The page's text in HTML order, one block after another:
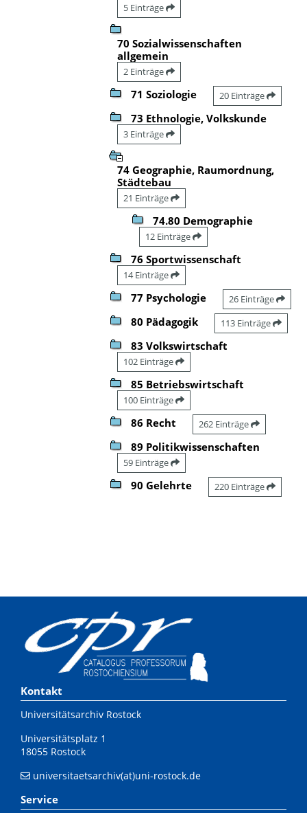
5 Einträge
70 Sozialwissenschaften
allgemein
2 Einträge
71 Soziologie 20 Einträge
73 Ethnologie, Volkskunde
3 Einträge
74 Geographie, Raumordnung,
Städtebau
21 Einträge
74.80 Demographie
12 Einträge
76 Sportwissenschaft
14 Einträge
77 Psychologie 26 Einträge
80 Pädagogik 113 Einträge
83 Volkswirtschaft
102 Einträge
85 Betriebswirtschaft
100 Einträge
86 Recht 262 Einträge
89 Politikwissenschaften
59 Einträge
90 Gelehrte 220 Einträge
Kontakt
Universitätsarchiv Rostock
Universitätsplatz 1
18055 Rostock
universitaetsarchiv(at)uni-rostock.de
Service